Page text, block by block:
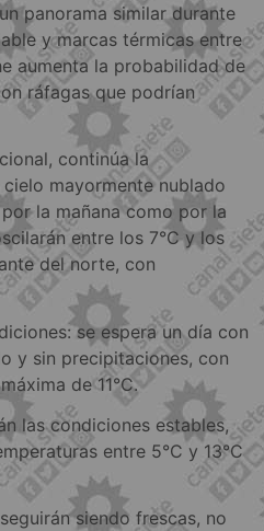
panorama similar durante
y marcas térmicas entre
aumenta la probabilidad de
ráfagas que podrían
continúa la
mayormente nublado
la mañana como por la
entre los 7°C y los
del norte, con
se espera un día con
y sin precipitaciones, con
de 11°C.
las condiciones estables,
entre 5°C y 13°C
siendo frescas, no